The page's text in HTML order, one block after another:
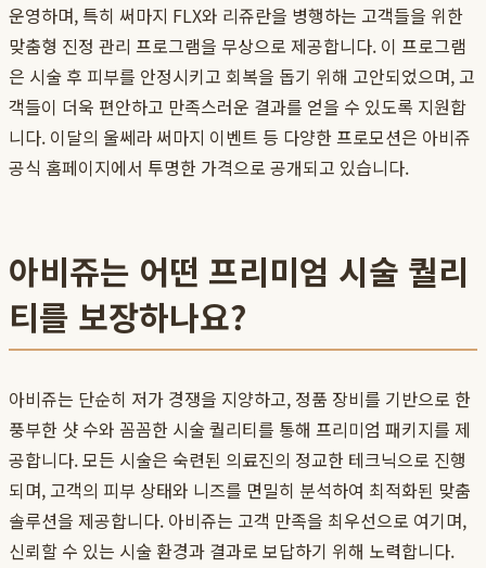
운영하며, 특히 써마지 FLX와 리쥬란을 병행하는 고객들을 위한
맞춤형 진정 관리 프로그램을 무상으로 제공합니다. 이 프로그램
은 시술 후 피부를 안정시키고 회복을 돕기 위해 고안되었으며, 고
객들이 더욱 편안하고 만족스러운 결과를 얻을 수 있도록 지원합
니다. 이달의 울쎄라 써마지 이벤트 등 다양한 프로모션은 아비쥬
공식 홈페이지에서 투명한 가격으로 공개되고 있습니다.
아비쥬는 어떤 프리미엄 시술 퀄리
티를 보장하나요?
아비쥬는 단순히 저가 경쟁을 지양하고, 정품 장비를 기반으로 한
풍부한 샷 수와 꼼꼼한 시술 퀄리티를 통해 프리미엄 패키지를 제
공합니다. 모든 시술은 숙련된 의료진의 정교한 테크닉으로 진행
되며, 고객의 피부 상태와 니즈를 면밀히 분석하여 최적화된 맞춤
솔루션을 제공합니다. 아비쥬는 고객 만족을 최우선으로 여기며,
신뢰할 수 있는 시술 환경과 결과로 보답하기 위해 노력합니다.